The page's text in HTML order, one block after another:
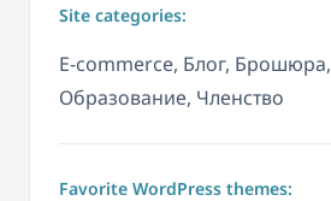
Site categories:
E-commerce, Блог, Брошюра,
Образование, Членство
Favorite WordPress themes: